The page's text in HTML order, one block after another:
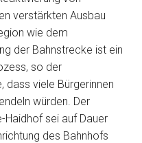
verstärkten Ausbau
wie dem
der Bahnstrecke ist ein
so der
dass viele Bürgerinnen
würden. Der
Haidhof sei auf Dauer
des Bahnhofs